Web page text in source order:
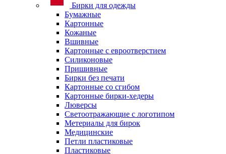
Бирки для одежды
Бумажные
Картонные
Кожаные
Вшивные
Картонные с евроотверстием
Силиконовые
Пришивные
Бирки без печати
Картонные со сгибом
Картонные бирки-хедеры
Люверсы
Светоотражающие с логотипом
Метериалы для бирок
Медицинские
Петли пластиковые
Пластиковые